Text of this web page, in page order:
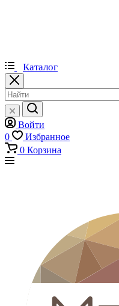
Каталог
Войти
0
Избранное
0 Корзина